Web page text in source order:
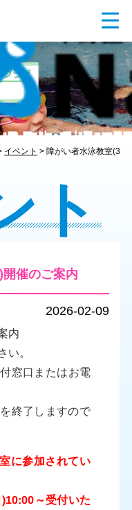
イベント > 障がい者水泳教室(3
ト
催のご案内
2026-02-09
内
い。
窓口またはお電
終了しますので
に参加されてい
～受付いた